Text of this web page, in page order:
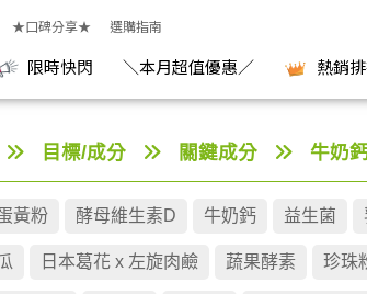
★口碑分享★ 選購指南
限時快閃 ＼本月超值優惠／ 熱銷
目標/成分 關鍵成分 牛奶
黃粉 酵母維生素D 牛奶鈣 益生菌
日本葛花 x 左旋肉鹼 蔬果酵素 珍珠